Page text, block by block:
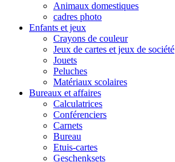
Animaux domestiques
cadres photo
Enfants et jeux
Crayons de couleur
Jeux de cartes et jeux de société
Jouets
Peluches
Matériaux scolaires
Bureaux et affaires
Calculatrices
Conférenciers
Carnets
Bureau
Etuis-cartes
Geschenksets